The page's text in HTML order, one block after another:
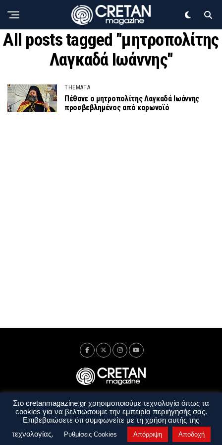
All posts tagged "μητροπολίτης
Λαγκαδά Ιωάννης"
THEMATA
Πέθανε ο μητροπολίτης Λαγκαδά Ιωάννης
προσβεβλημένος από κορωνοϊό
Ταυτότητα Πολιτική Απορρήτου
Όροι Χρήσης
Όροι και Προϋποθέσεις
Στο cretanmagazine.gr χρησιμοποιούμε τεχνολογία όπως τα
cookies για να βελτιώσουμε την εμπειρία περιήγησής σας.
Επιβεβαιώσετε ότι συμφωνείτε με τη χρήση αυτής της
τεχνολογίας.
Ρυθμίσεις Cookies Απόρριψη Αποδοχή